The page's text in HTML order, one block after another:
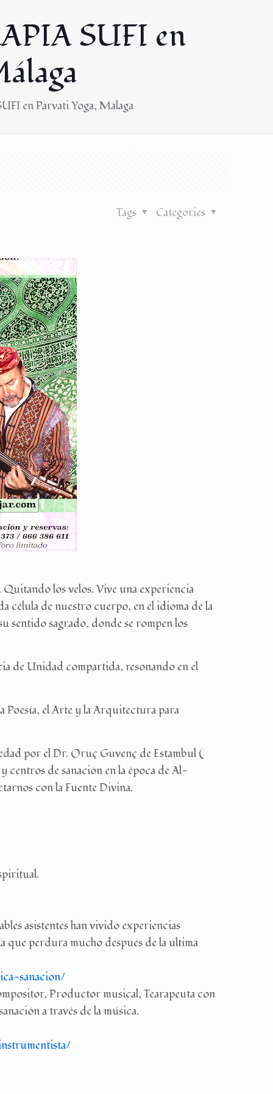
SUFI en
en Parvati Yoga, Málaga
Categories
Tags
los velos. Vive una experiencia
célula de nuestro cuerpo, en el idioma de la
sentido sagrado, donde se rompen los
de Unidad compartida, resonando en el
Poesía, el Arte y la Arquitectura para
por el Dr. Oruç Guvenç de Estambul (
centros de sanación en la época de Al-
con la Fuente Divina.
asistentes han vivido experiencias
que perdura mucho después de la última
sanacion/
Productor musical, Tearapeuta con
a través de la música.